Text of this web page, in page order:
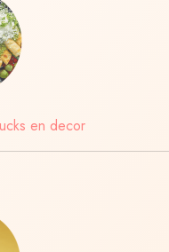
en decor